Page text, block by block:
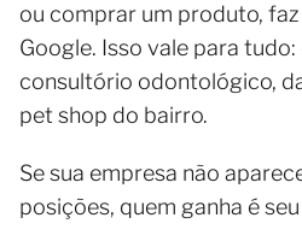
ou comprar um produto,
Google. Isso vale para
consultório odontológico,
pet shop do bairro.
Se sua empresa não
posições, quem ganha é